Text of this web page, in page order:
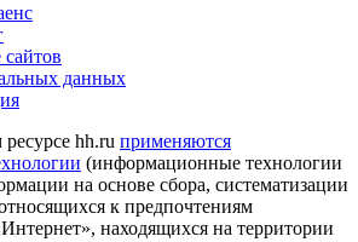
данных
hh.ru применяются
(информационные технологии
на основе сбора, систематизации
к предпочтениям
находящихся на территории